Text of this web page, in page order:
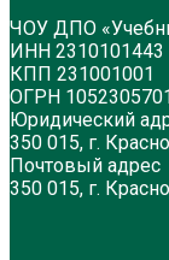
ЧОУ ДПО
ИНН 2310101443
КПП 231001001
ОГРН
Юридический
350 015, г.
Почтовый адрес
350 015, г.